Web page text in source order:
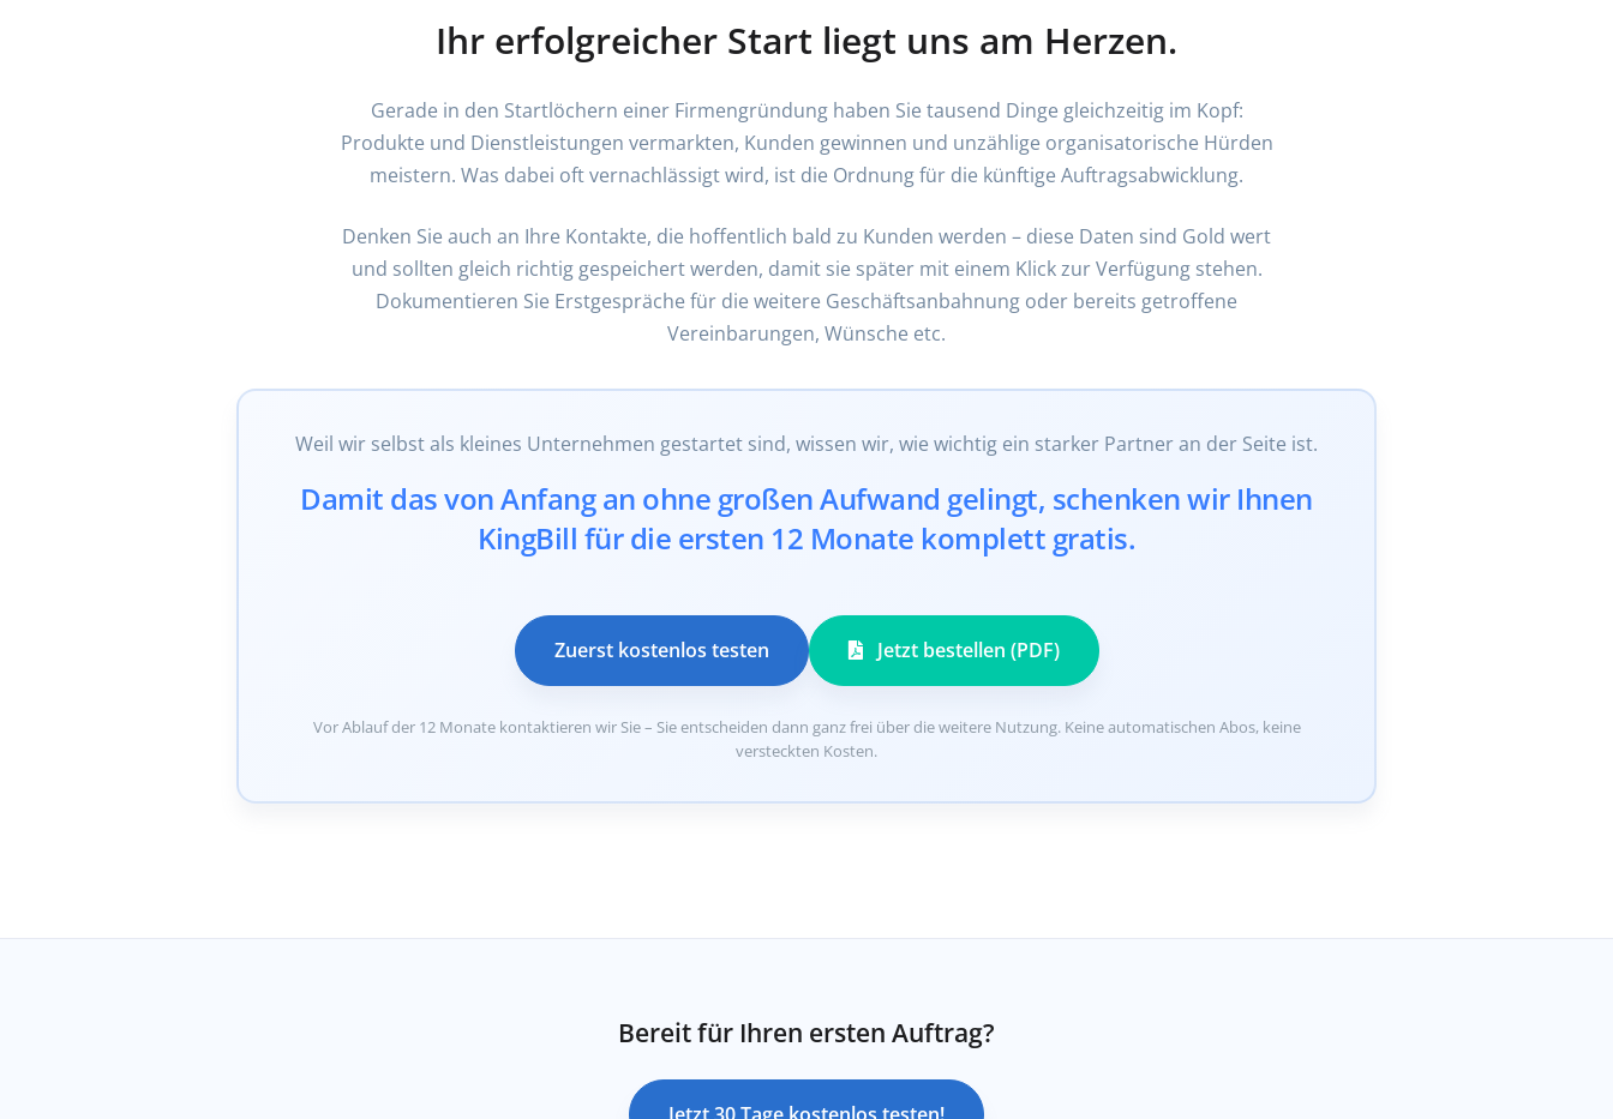
Ihr erfolgreicher Start liegt uns am Herzen.
Gerade in den Startlöchern einer Firmengründung haben Sie tausend Dinge gleichzeitig im Kopf:
Produkte und Dienstleistungen vermarkten, Kunden gewinnen und unzählige organisatorische Hürden
meistern. Was dabei oft vernachlässigt wird, ist die Ordnung für die künftige Auftragsabwicklung.
Denken Sie auch an Ihre Kontakte, die hoffentlich bald zu Kunden werden – diese Daten sind Gold wert
und sollten gleich richtig gespeichert werden, damit sie später mit einem Klick zur Verfügung stehen.
Dokumentieren Sie Erstgespräche für die weitere Geschäftsanbahnung oder bereits getroffene
Vereinbarungen, Wünsche etc.
Weil wir selbst als kleines Unternehmen gestartet sind, wissen wir, wie wichtig ein starker Partner an der Seite ist.
Damit das von Anfang an ohne großen Aufwand gelingt, schenken wir Ihnen
KingBill für die ersten 12 Monate komplett gratis.
Zuerst kostenlos testen Jetzt bestellen (PDF)
Vor Ablauf der 12 Monate kontaktieren wir Sie – Sie entscheiden dann ganz frei über die weitere Nutzung. Keine automatischen Abos, keine
versteckten Kosten.
Bereit für Ihren ersten Auftrag?